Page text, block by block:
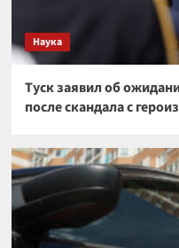
Наука
Туск заявил об
после скандала с